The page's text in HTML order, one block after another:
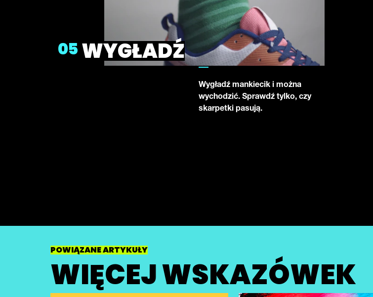
WYGŁADŹ
05
Wygładź mankiecik i można
wychodzić. Sprawdź tylko, czy
skarpetki pasują.
POWIĄZANE ARTYKUŁY
WIĘCEJ WSKAZÓWEK